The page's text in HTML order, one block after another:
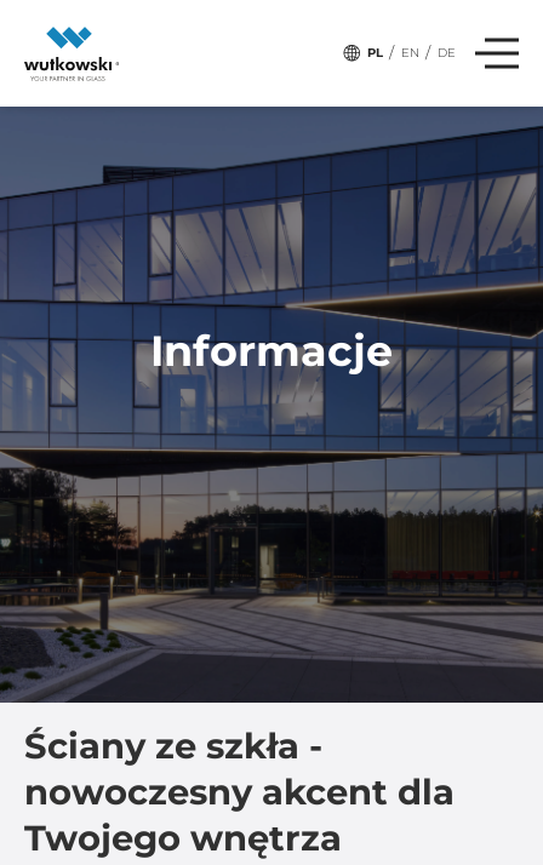
PL / EN / DE
Informacje
Ściany ze szkła -
nowoczesny akcent dla
Twojego wnętrza